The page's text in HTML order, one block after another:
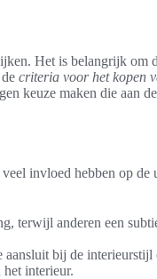
Het is belangrijk om
criteria voor het kopen
keuze maken die aan
invloed hebben op de
terwijl anderen een
bij de
interieur.